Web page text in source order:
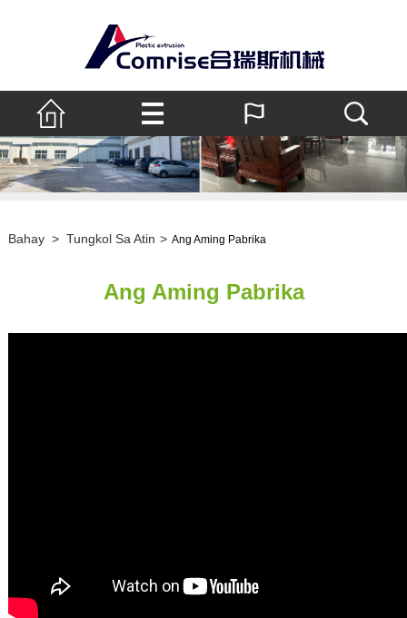
Bahay > Tungkol Sa Atin > Ang Aming Pabrika
Ang Aming Pabrika